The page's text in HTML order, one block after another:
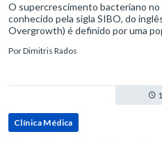
O supercrescimento bacteriano
conhecido pela sigla SIBO, do
Overgrowth) é definido por uma
PorDimitris Rados
Clínica Médica